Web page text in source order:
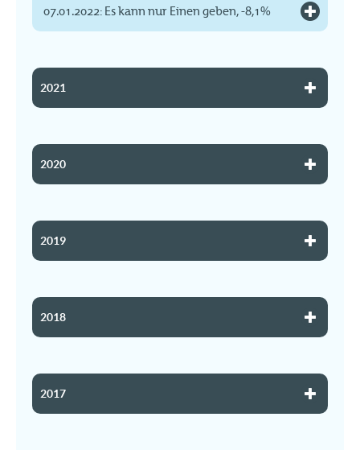
07.01.2022: Es kann nur Einen geben, -8,1%
2021
2020
2019
2018
2017